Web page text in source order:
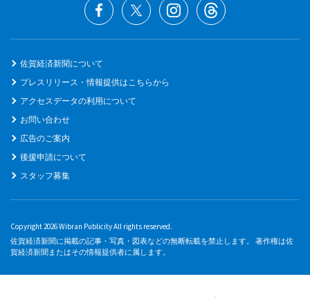
佐賀経済新聞について
プレスリリース・情報提供はこちらから
アクセスデータの利用について
お問い合わせ
広告のご案内
後援申請について
スタッフ募集
Copyright 2026 Wibran Publicity All rights reserved.
佐賀経済新聞に掲載の記事・写真・図表などの無断転載を禁止します。 著作権は佐
賀経済新聞またはその情報提供者に属します。